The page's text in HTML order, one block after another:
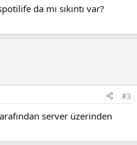
da mı sıkıntı var?
#3
server üzerinden